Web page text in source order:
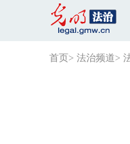
首页 > 法治频道>